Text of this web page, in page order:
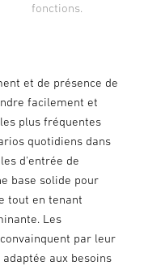
fonctions.
et de présence de
facilement et
plus fréquentes
quotidiens dans
d'entrée de
base solide pour
tout en tenant
Les
par leur
aux besoins